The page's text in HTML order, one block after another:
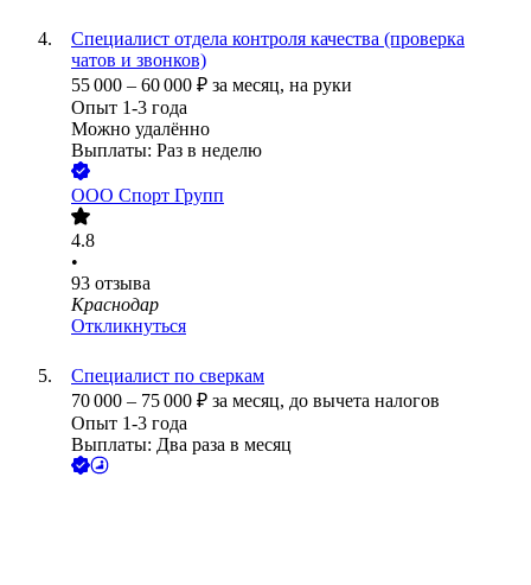
Специалист отдела контроля качества (проверка
чатов и звонков)
55 000 – 60 000 ₽ за месяц, на руки
Опыт 1-3 года
Можно удалённо
Выплаты: Раз в неделю
ООО Спорт Групп
4.8
•
93 отзыва
Краснодар
Откликнуться
Специалист по сверкам
70 000 – 75 000 ₽ за месяц, до вычета налогов
Опыт 1-3 года
Выплаты: Два раза в месяц